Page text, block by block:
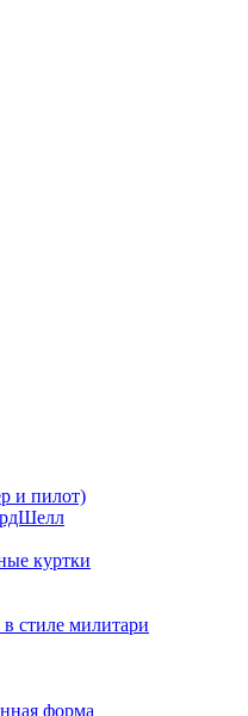
и пилот)
куртки
стиле милитари
форма